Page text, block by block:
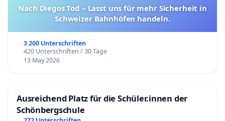
Nach Diegos Tod – Lasst uns für mehr Sicherheit in
Schweizer Bahnhöfen handeln.
3 200 Unterschriften
420 Unterschriften / 30 Tage
13 May 2026
Ausreichend Platz für die Schüler.innen der
Schönbergschule